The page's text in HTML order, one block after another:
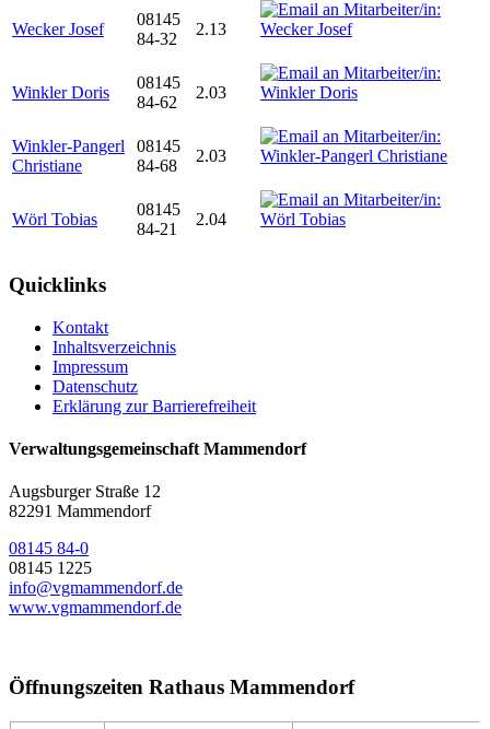
Wecker Josef
08145
84-32
2.13
Winkler Doris
08145
84-62
2.03
Winkler-Pangerl
Christiane
08145
84-68
2.03
Wörl Tobias
08145
84-21
2.04
Quicklinks
Kontakt
Inhaltsverzeichnis
Impressum
Datenschutz
Erklärung zur Barrierefreiheit
Verwaltungsgemeinschaft Mammendorf
Augsburger Straße 12
82291 Mammendorf
08145 84-0
08145 1225
info@vgmammendorf.de
www.vgmammendorf.de
Öffnungszeiten Rathaus Mammendorf